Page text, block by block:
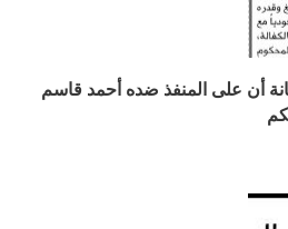
أن على المنفذ ضده أحمد قاسم